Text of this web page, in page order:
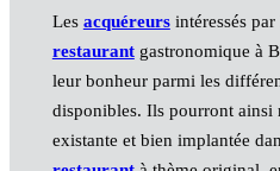
Les acquéreursintéressés par
restaurantgastronomique à
leur bonheur parmi les
disponibles. Ils pourront ainsi
existante et bien implantée